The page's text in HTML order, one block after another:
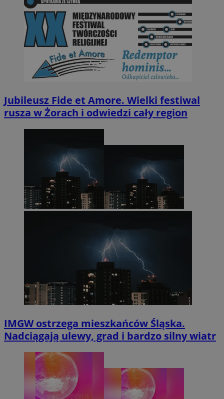
Jubileusz Fide et Amore. Wielki festiwal
rusza w Żorach i odwiedzi cały region
IMGW ostrzega mieszkańców Śląska.
Nadciągają ulewy, grad i bardzo silny wiatr